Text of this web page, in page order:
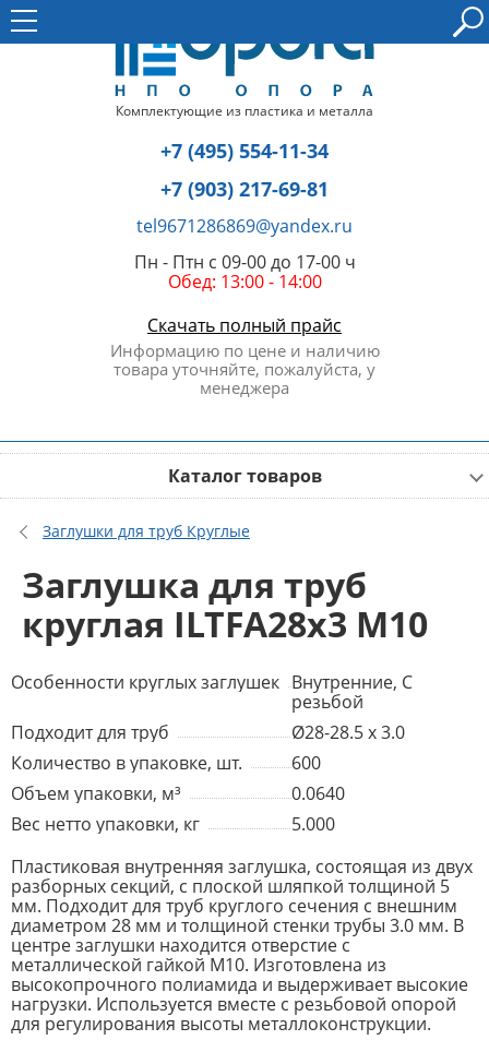
Комплектующие из пластика и металла
+7 (495) 554-11-34
+7 (903) 217-69-81
tel9671286869@yandex.ru
Пн - Птн с 09-00 до 17-00 ч
Обед: 13:00 - 14:00
Скачать полный прайс
Информацию по цене и наличию
товара уточняйте, пожалуйста, у
менеджера
Каталог товаров
Заглушки для труб Круглые
Заглушка для труб
круглая ILTFA28x3 M10
Особенности круглых заглушек Внутренние, С
резьбой
Подходит для труб
Ø28-28.5 x 3.0
Количество в упаковке, шт.
600
Объем упаковки, м³
0.0640
Вес нетто упаковки, кг
5.000
Пластиковая внутренняя заглушка, состоящая из двух
разборных секций, с плоской шляпкой толщиной 5
мм. Подходит для труб круглого сечения с внешним
диаметром 28 мм и толщиной стенки трубы 3.0 мм. В
центре заглушки находится отверстие с
металлической гайкой М10. Изготовлена из
высокопрочного полиамида и выдерживает высокие
нагрузки. Используется вместе с резьбовой опорой
для регулирования высоты металлоконструкции.